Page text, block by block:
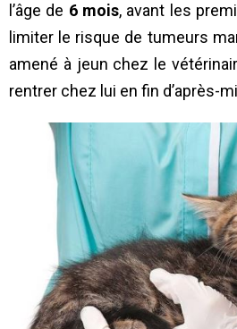
l’âge de 6 mois, avant les
limiter le risque de tumeurs
amené à jeun chez le
rentrer chez lui en fin d’après-